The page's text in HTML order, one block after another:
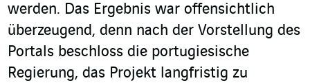
werden. Das Ergebnis war offensichtlich
überzeugend, denn nach der Vorstellung des
Portals beschloss die portugiesische
Regierung, das Projekt langfristig zu